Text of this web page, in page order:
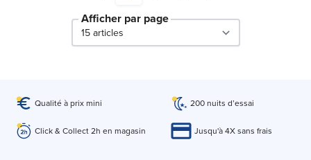
Afficher par page
Qualité à prix mini 200 nuits d’essai
Click & Collect 2h en magasin Jusqu'à 4X sans frais